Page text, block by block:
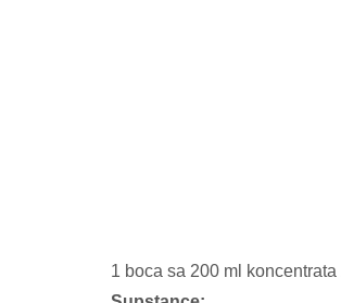
1 boca sa 200 ml